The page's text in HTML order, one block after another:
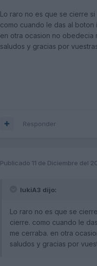
Lo raro no es que se cierre
como cuando le das al boton
en otra ocasion no obedecia
saludos y gracias por
Responder
Publicado 11 de Diciembre del
lukiA3 dijo:
Lo raro no es que se
cierre. como cuando le
me cerraba. en otra
saludos y gracias por